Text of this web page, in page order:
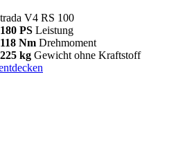
V4 RS 100
180 PS Leistung
118 Nm Drehmoment
225 kg Gewicht ohne Kraftstoff